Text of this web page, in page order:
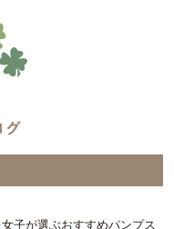
子が選ぶおすすめパンプス